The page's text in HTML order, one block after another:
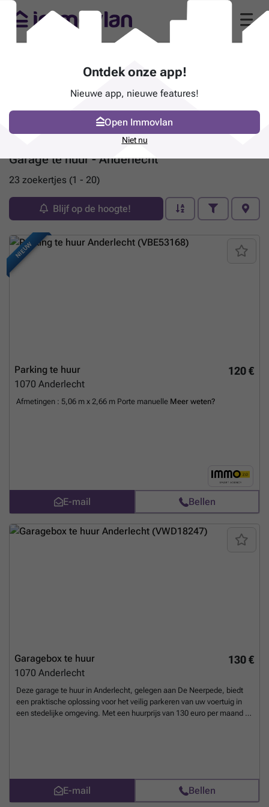
Garage te huur - Anderlecht
23 zoekertjes (1 - 20)
Blijf op de hoogte!
NIEUW
120 €
Parking te huur
1070 Anderlecht
Afmetingen : 5,06 m x 2,66 m Porte manuelle Meer weten?
E-mail Bellen
130 €
Garagebox te huur
1070 Anderlecht
Deze garage te huur in Anderlecht, gelegen aan De Neerpede, biedt
een praktische oplossing voor het veilig parkeren van uw voertuig in
een stedelijke omgeving. Met een huurprijs van 130 euro per maand is
dergelijke verhuurcontracten en zorgt voor zekerheid voor zowel
huurder als verhuurder. Deze garage is ideaal voor wie waarde hecht
aan toegankelijkheid en beveiliging van zijn wagen in een drukke
E-mail Bellen
Ontdek onze app!
Nieuwe app, nieuwe features!
Open Immovlan
Niet nu